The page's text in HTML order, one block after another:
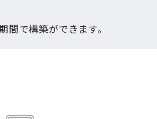
で構築ができます。